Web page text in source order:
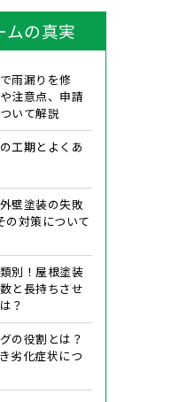
ムの真実
雨漏りを修
注意点、申請
いて解説
工期とよくあ
外壁塗装の失敗
の対策について
別！屋根塗装
と長持ちさせ
？
の役割とは？
劣化症状につ